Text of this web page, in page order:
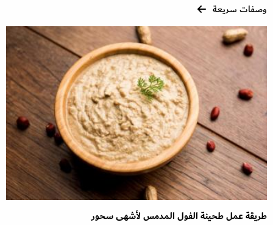
وصفات سريعة
طريقة عمل طحينة الفول المدمس لأشهى سحور